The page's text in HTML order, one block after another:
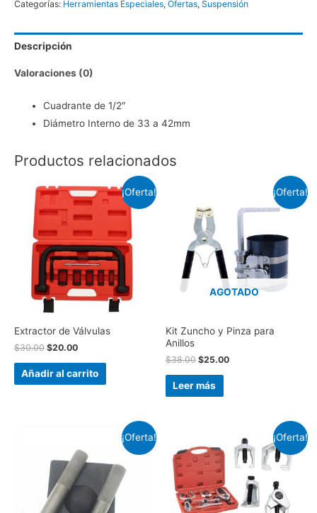
(Terminal
Dirección)
cantidad
Categorías: Herramientas Especiales, Ofertas, Suspensión
Descripción
Valoraciones (0)
Cuadrante de 1/2″
Diámetro Interno de 33 a 42mm
Productos relacionados
¡Oferta!
Extractor de Válvulas
$30.00 $20.00
Añadir al carrito
¡Oferta!
AGOTADO
Kit Zuncho y Pinza para
Anillos
$38.00 $25.00
Leer más
¡Oferta! ¡Oferta!